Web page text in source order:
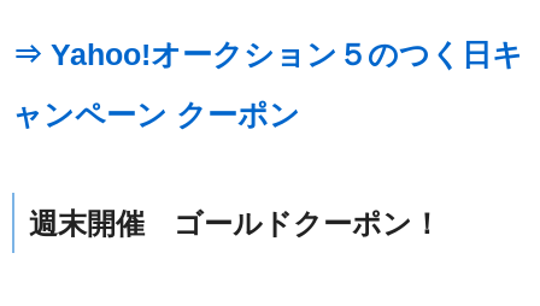
⇒ Yahoo!オークション５のつく日キ
ャンペーン クーポン
週末開催 ゴールドクーポン！